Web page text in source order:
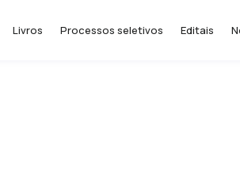
Livros Processos seletivos Editais